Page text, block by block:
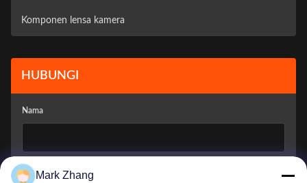
Kamera kendaraan
Komponen lensa kamera
HUBUNGI
Nama
Email Perusahaan
Mark Zhang